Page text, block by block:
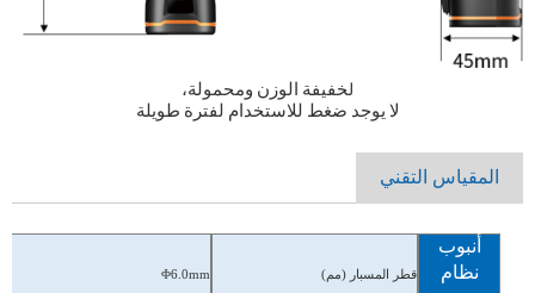
لخفيفة الوزن ومحمولة،
لا يوجد ضغط للاستخدام لفترة طويلة
المقياس التقني
أنبوب
نظام
قطر المسبار (مم) Φ6.0mm